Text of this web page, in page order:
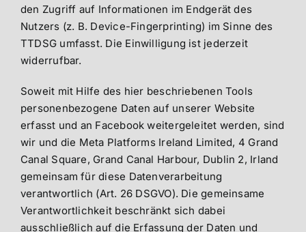
den Zugriff auf Informationen im Endgerät des
Nutzers (z. B. Device-Fingerprinting) im Sinne des
TTDSG umfasst. Die Einwilligung ist jederzeit
widerrufbar.
Soweit mit Hilfe des hier beschriebenen Tools
personenbezogene Daten auf unserer Website
erfasst und an Facebook weitergeleitet werden, sind
wir und die Meta Platforms Ireland Limited, 4 Grand
Canal Square, Grand Canal Harbour, Dublin 2, Irland
gemeinsam für diese Datenverarbeitung
verantwortlich (Art. 26 DSGVO). Die gemeinsame
Verantwortlichkeit beschränkt sich dabei
ausschließlich auf die Erfassung der Daten und